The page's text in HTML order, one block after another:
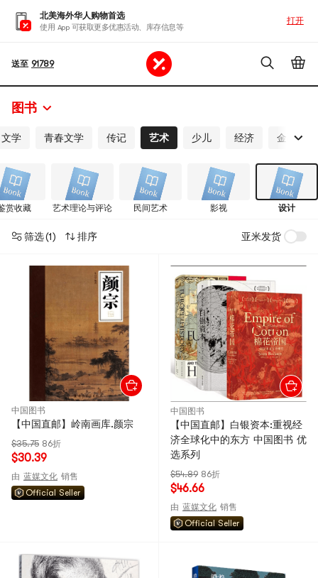
北美海外华人购物首选
使用 App 可获取更多优惠活动、库存信息等
打开
送至 91789
图书
文学 青春文学 传记 艺术 少儿 经济 金融与
赏收藏 艺术理论与评论 民间艺术 影视 设计
筛选(1) 排序 亚米发货
中国图书
【中国直邮】岭南画库.颜宗
$35.75 86折
$30.39
由 蓝媒文化 销售
Official Seller
中国图书
【中国直邮】白银资本:重视经
济全球化中的东方 中国图书 优
选系列
$54.89 86折
$46.66
由 蓝媒文化 销售
Official Seller